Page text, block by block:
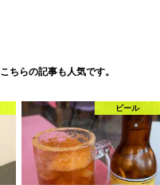
こちらの記事も人気です。
ビール